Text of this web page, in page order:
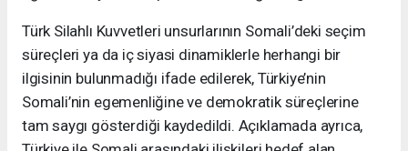
Türk Silahlı Kuvvetleri unsurlarının Somali’deki seçim
süreçleri ya da iç siyasi dinamiklerle herhangi bir
ilgisinin bulunmadığı ifade edilerek, Türkiye’nin
Somali’nin egemenliğine ve demokratik süreçlerine
tam saygı gösterdiği kaydedildi. Açıklamada ayrıca,